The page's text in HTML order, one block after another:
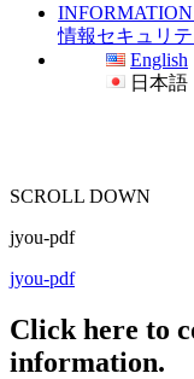
情報セキュリ
English
日本語
SCROLL DOWN
jyou-pdf
jyou-pdf
Click here to
information.